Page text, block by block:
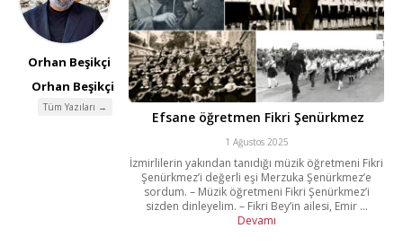
Orhan Beşikçi
Orhan Beşikçi
Tüm Yazıları →
Efsane öğretmen Fikri Şenürkmez
1 Ağustos 2025
İzmirlilerin yakından tanıdığı müzik öğretmeni Fikri
Şenürkmez’i değerli eşi Merzuka Şenürkmez’e
sordum. – Müzik öğretmeni Fikri Şenürkmez’i
sizden dinleyelim. – Fikri Bey’in ailesi, Emir ...
Devamı